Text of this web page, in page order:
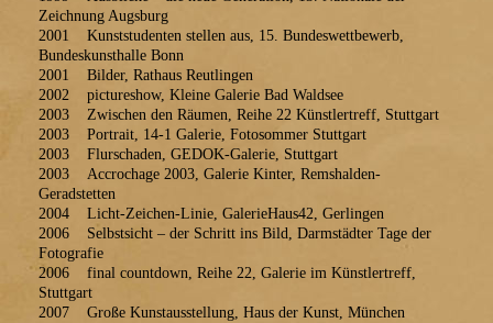
Zeichnung Augsburg
2001 Kunststudenten stellen aus, 15. Bundeswettbewerb,
Bundeskunsthalle Bonn
2001 Bilder, Rathaus Reutlingen
2002 pictureshow, Kleine Galerie Bad Waldsee
2003 Zwischen den Räumen, Reihe 22 Künstlertreff, Stuttgart
2003 Portrait, 14-1 Galerie, Fotosommer Stuttgart
2003 Flurschaden, GEDOK-Galerie, Stuttgart
2003 Accrochage 2003, Galerie Kinter, Remshalden-
Geradstetten
2004 Licht-Zeichen-Linie, GalerieHaus42, Gerlingen
2006 Selbstsicht – der Schritt ins Bild, Darmstädter Tage der
Fotografie
2006 final countdown, Reihe 22, Galerie im Künstlertreff,
Stuttgart
2007 Große Kunstausstellung, Haus der Kunst, München